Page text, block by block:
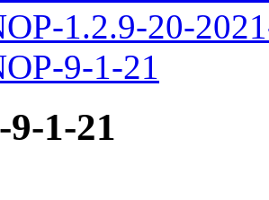
1.2.9-20-
9-1-21
1-21